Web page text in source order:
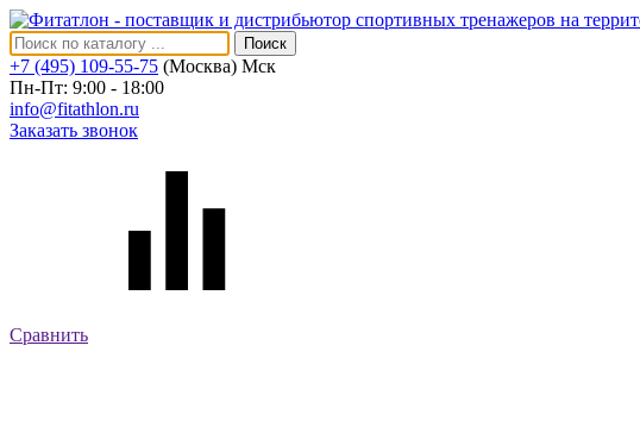
Поиск
+7 (495) 109-55-75 (Москва) Мск
Пн-Пт: 9:00 - 18:00
info@fitathlon.ru
Заказать звонок
Сравнить